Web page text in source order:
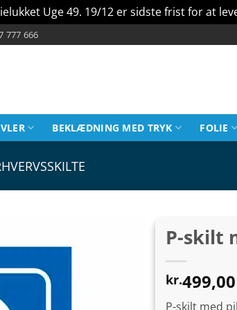
Uge 49. 19/12 er sidste frist for at
777 666
BEKLÆDNING MED TRYK FOLIE
P-skilt
kr.499,00
P-skilt med